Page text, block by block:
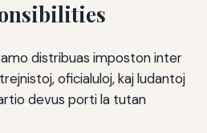
distribuas imposton inter
oficialuloj, kaj ludantoj
devus porti la tutan